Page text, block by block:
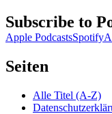
Subscribe to
Apple PodcastsSpotify
Seiten
Alle Titel (A-Z)